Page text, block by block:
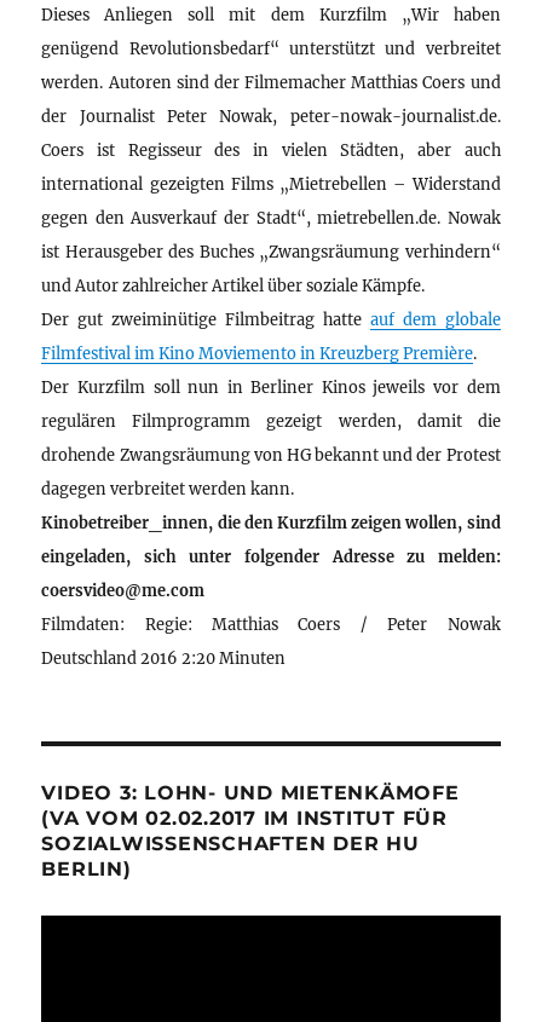
Dieses Anliegen soll mit dem Kurzfilm „Wir haben
genügend Revolutionsbedarf“ unterstützt und verbreitet
werden. Autoren sind der Filmemacher Matthias Coers und
der Journalist Peter Nowak, peter-nowak-journalist.de.
Coers ist Regisseur des in vielen Städten, aber auch
international gezeigten Films „Mietrebellen – Widerstand
gegen den Ausverkauf der Stadt“, mietrebellen.de. Nowak
ist Herausgeber des Buches „Zwangsräumung verhindern“
und Autor zahlreicher Artikel über soziale Kämpfe.
Der gut zweiminütige Filmbeitrag hatte auf dem globale
Filmfestival im Kino Moviemento in Kreuzberg Première.
Der Kurzfilm soll nun in Berliner Kinos jeweils vor dem
regulären Filmprogramm gezeigt werden, damit die
drohende Zwangsräumung von HG bekannt und der Protest
dagegen verbreitet werden kann.
Kinobetreiber_innen, die den Kurzfilm zeigen wollen, sind
eingeladen, sich unter folgender Adresse zu melden:
coersvideo@me.com
Filmdaten: Regie: Matthias Coers / Peter Nowak
Deutschland 2016 2:20 Minuten
VIDEO 3: LOHN- UND MIETENKÄMOFE
(VA VOM 02.02.2017 IM INSTITUT FÜR
SOZIALWISSENSCHAFTEN DER HU
BERLIN)